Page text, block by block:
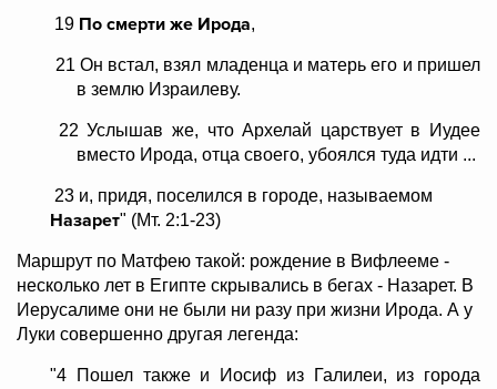
19 По смерти же Ирода,
21 Он встал, взял младенца и матерь его и пришел
в землю Израилеву.
22 Услышав же, что Архелай царствует в Иудее
вместо Ирода, отца своего, убоялся туда идти ...
23 и, придя, поселился в городе, называемом
Назарет" (Мт. 2:1-23)
Маршрут по Матфею такой: рождение в Вифлееме -
несколько лет в Египте скрывались в бегах - Назарет. В
Иерусалиме они не были ни разу при жизни Ирода. А у
Луки совершенно другая легенда:
"4 Пошел также и Иосиф из Галилеи, из города